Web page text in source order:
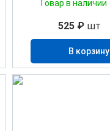
Товар в наличии
525 ₽ шт
В корзину